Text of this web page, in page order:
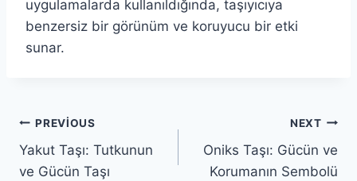
uygulamalarda kullanıldığında, taşıyıcıya
benzersiz bir görünüm ve koruyucu bir etki
sunar.
Yazı
gezinmesi
PREVIOUS
Yakut Taşı: Tutkunun
ve Gücün Taşı
NEXT
Oniks Taşı: Gücün ve
Korumanın Sembolü